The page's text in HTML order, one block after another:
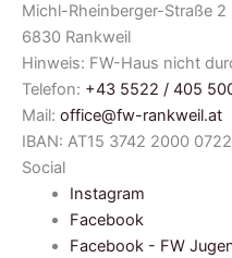
Michl-Rheinberger-Straße 2
6830 Rankweil
Hinweis: FW-Haus nicht
Telefon: +43 5522 / 405
Mail: office@fw-rankweil.at
IBAN: AT15 3742 2000
Social
Instagram
Facebook
Facebook - FW